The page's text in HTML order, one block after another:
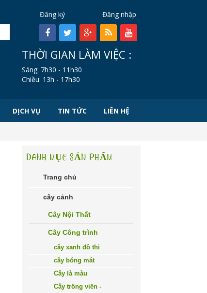
Đăng nhập
Đăng ký
THỜI GIAN LÀM VIỆC :
Sáng: 7h30 - 11h30
Chiều: 13h - 17h30
DỊCH VỤ TIN TỨC LIÊN HỆ
DANH MỤC SẢN PHẨM
Trang chủ
cây cảnh
Cây Nội Thất
Cây Công trình
cây xanh đô thi
cây bóng mát
Cây là màu
Cây trồng viền -